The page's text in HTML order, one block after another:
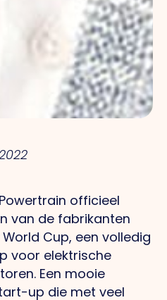
officieel
van de fabrikanten
Cup, een volledig
voor elektrische
Een mooie
up die met veel